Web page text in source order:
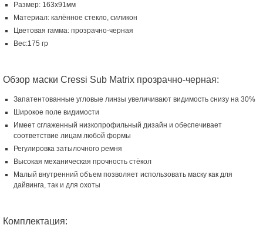
Размер: 163х91мм
Материал: калённое стекло, силикон
Цветовая гамма: прозрачно-черная
Вес:175 гр
Обзор маски Cressi Sub Matrix прозрачно-черная:
Запатентованные угловые линзы увеличивают видимость снизу на 30%
Широкое поле видимости
Имеет сглаженный низкопрофильный дизайн и обеспечивает
соответствие лицам любой формы
Регулировка затылочного ремня
Высокая механическая прочность стёкол
Малый внутренний объем позволяет использовать маску как для
дайвинга, так и для охоты
Комплектация: